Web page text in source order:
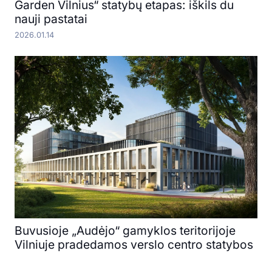
Garden Vilnius“ statybų etapas: iškils du
nauji pastatai
2026.01.14
Buvusioje „Audėjo“ gamyklos teritorijoje
Vilniuje pradedamos verslo centro statybos